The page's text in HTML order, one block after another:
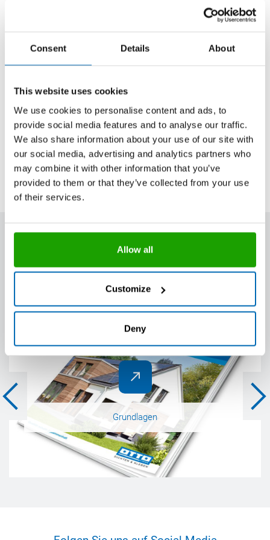
Consent Details About
This website uses cookies
We use cookies to personalise content and ads, to
provide social media features and to analyse our traffic.
We also share information about your use of our site with
our social media, advertising and analytics partners who
may combine it with other information that you’ve
provided to them or that they’ve collected from your use
of their services.
Allow all
Customize
Deny
OTTO Siloxan 290L
anwendbar
Bildet schmutzabweisende Oberfläche
UV-beständig
Technisches Datenblatt
Diese Inhalte könnten Sie auch
interessieren
Grundlagen